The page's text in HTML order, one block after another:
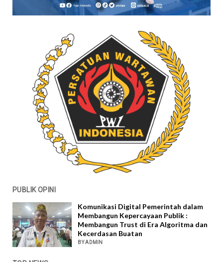
PUBLIK OPINI
Komunikasi Digital Pemerintah dalam
Membangun Kepercayaan Publik :
Membangun Trust di Era Algoritma dan
Kecerdasan Buatan
BY ADMIN